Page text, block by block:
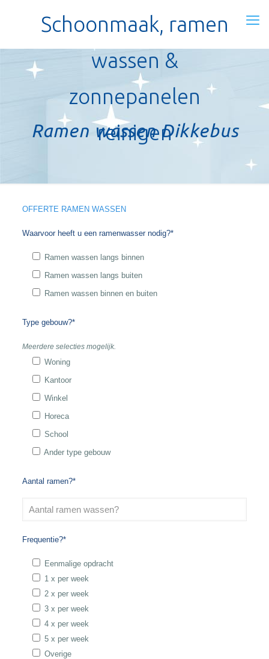
Schoonmaak, ramen
wassen &
zonnepanelen
reinigen
Ramen wassen Dikkebus
OFFERTE RAMEN WASSEN
Waarvoor heeft u een ramenwasser nodig?*
Ramen wassen langs binnen
Ramen wassen langs buiten
Ramen wassen binnen en buiten
Type gebouw?*
Meerdere selecties mogelijk.
Woning
Kantoor
Winkel
Horeca
School
Ander type gebouw
Aantal ramen?*
Frequentie?*
Eenmalige opdracht
1 x per week
2 x per week
3 x per week
4 x per week
5 x per week
Overige